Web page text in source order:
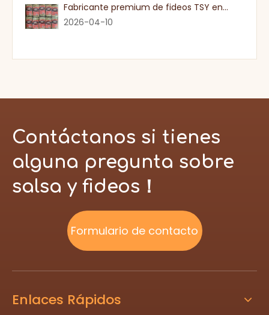
Fabricante premium de fideos TSY en Guangdong
2026-04-10
Contáctanos si tienes
alguna pregunta sobre
salsa y fideos！
Formulario de contacto
Enlaces Rápidos